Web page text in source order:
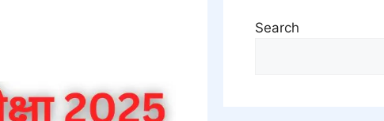
Search